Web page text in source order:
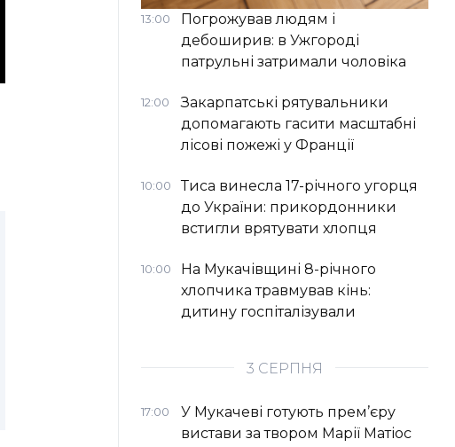
13:00
Погрожував людям і
дебоширив: в Ужгороді
патрульні затримали чоловіка
12:00
Закарпатські рятувальники
допомагають гасити масштабні
лісові пожежі у Франції
10:00
Тиса винесла 17-річного угорця
до України: прикордонники
встигли врятувати хлопця
10:00
На Мукачівщині 8-річного
хлопчика травмував кінь:
дитину госпіталізували
3 СЕРПНЯ
17:00
У Мукачеві готують прем’єру
вистави за твором Марії Матіос